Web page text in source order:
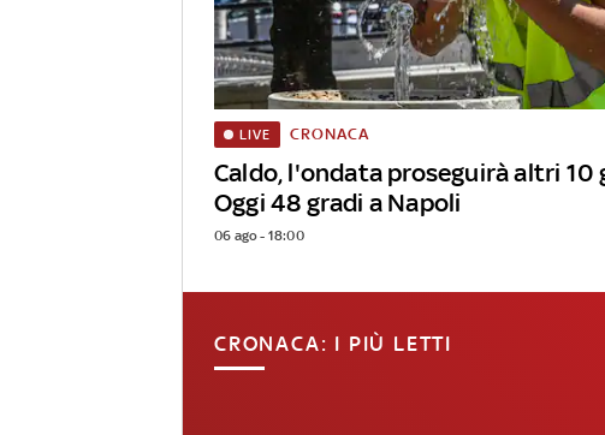
Caldo, l'ondata proseguirà altri 10
Oggi 48 gradi a Napoli
LIVE CRONACA
06 ago - 18:00
CRONACA: I PIÙ LETTI